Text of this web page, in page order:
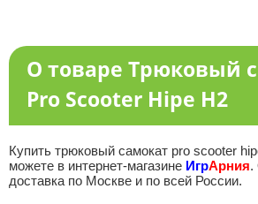
О товаре Трюковый
Pro Scooter Hipe H2
Купить трюковый самокат pro scooter
можете в интернет-магазине ИгрАрния.
доставка по Москве и по всей России.